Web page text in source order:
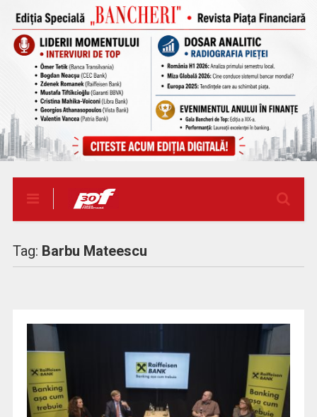
Tag: Barbu Mateescu